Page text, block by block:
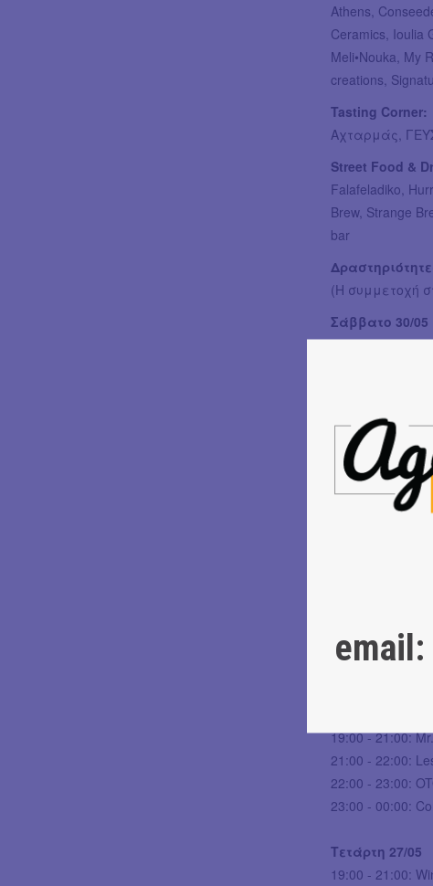
Athens,
Ceramics, Ioulia
Meli•Nouka, My
creations,
Tasting Corner:
Αχταρμάς,
Street Food &
Falafeladiko,
Brew, Strange
bar
(Η συμμετοχή
Σάββατο 30/05
13:00 - 16:00 ||
19:00 - 20:00 ||
Κυριακή 31/05
13:00 - 16:00 ||
16:00 - 19:00 ||
17:30 - 19:00
19:00 - 21:00:
21:00 - 22:00:
19:00 - 21:00:
21:00 - 22:00:
22:00 - 23:00:
23:00 - 00:00:
Τετάρτη 27/05
19:00 - 21:00:
email: